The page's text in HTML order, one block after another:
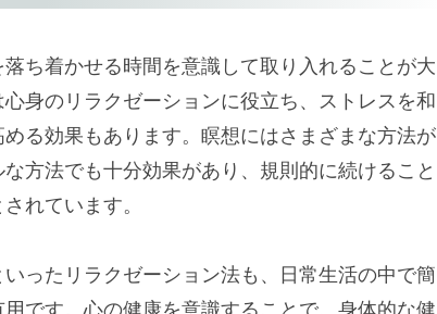
ち着かせる時間を意識して取り入れることが大
身のリラクゼーションに役立ち、ストレスを和
る効果もあります。瞑想にはさまざまな方法が
方法でも十分効果があり、規則的に続けること
れています。
ったリラクゼーション法も、日常生活の中で簡
です。心の健康を意識することで、身体的な健